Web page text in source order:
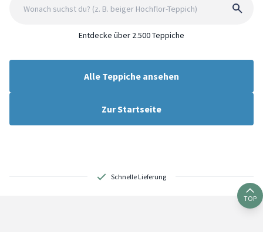
Entdecke über 2.500 Teppiche
Alle Teppiche ansehen
Zur Startseite
Schnelle Lieferung
TOP